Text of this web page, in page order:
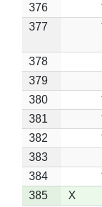
376
377
378
379
380
381
382
383
384
385
X